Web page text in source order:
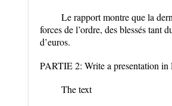
Le rapport montre que la
forces de l’ordre, des blessés tant
d’euros.
PARTIE 2: Write a presentation
The text